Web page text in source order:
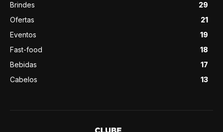
Brindes
29
Ofertas
21
Eventos
19
Fast-food
18
Bebidas
17
Cabelos
13